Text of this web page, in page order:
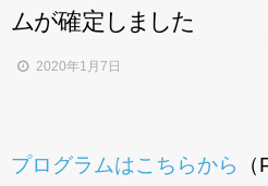
ご挨拶
今後・過去の学術大会
ムが確定 し ま した
2020年1月7日
プログラムはこちらから